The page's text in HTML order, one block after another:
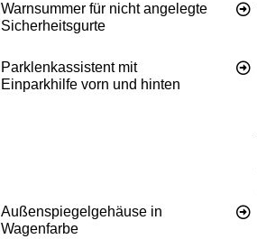
Warnsummer für nicht angelegte
Sicherheitsgurte
Parklenkassistent mit
Einparkhilfe vorn und hinten
Außenspiegelgehäuse in
Wagenfarbe